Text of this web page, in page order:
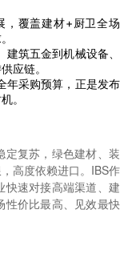
覆盖建材+厨卫全场
筑五金到机械设备、
应链。
年采购预算，正是发布
。
定复苏，绿色建材、装
高度依赖进口。IBS作
快速对接高端渠道、建
性价比最高、见效最快